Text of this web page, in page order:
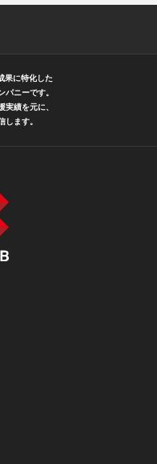
果に特化した
パニーです。
実績を元に、
します。